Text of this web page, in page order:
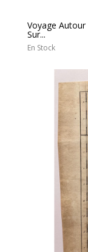
Voyage
Sur...
En Stock